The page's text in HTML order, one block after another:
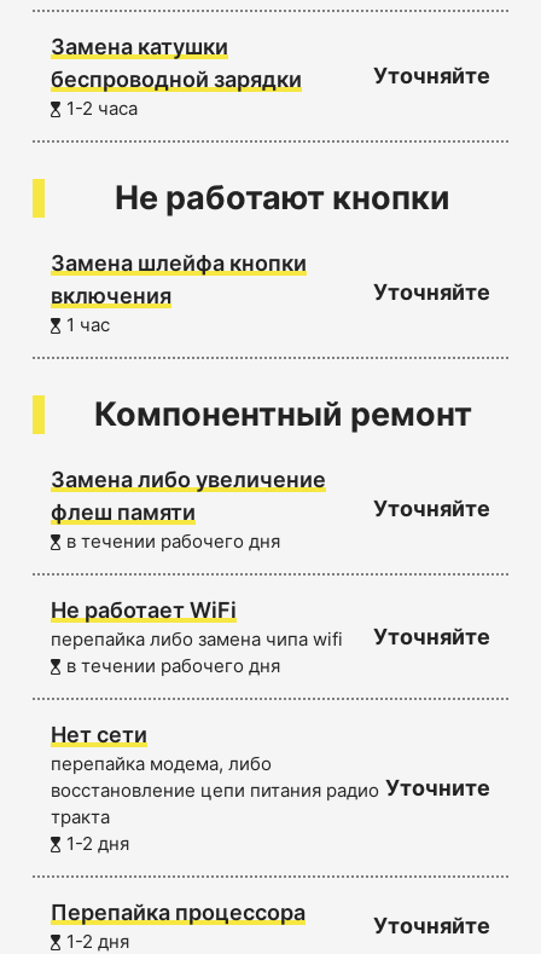
Замена катушки
беспроводной зарядки
1-2 часа
Уточняйте
Не работают кнопки
Замена шлейфа кнопки
включения
1 час
Уточняйте
Компонентный ремонт
Замена либо увеличение
флеш памяти
в течении рабочего дня
Уточняйте
Не работает WiFi
перепайка либо замена чипа wifi
в течении рабочего дня
Уточняйте
Нет сети
перепайка модема, либо
восстановление цепи питания радио
тракта
1-2 дня
Уточните
Перепайка процессора
1-2 дня
Уточняйте